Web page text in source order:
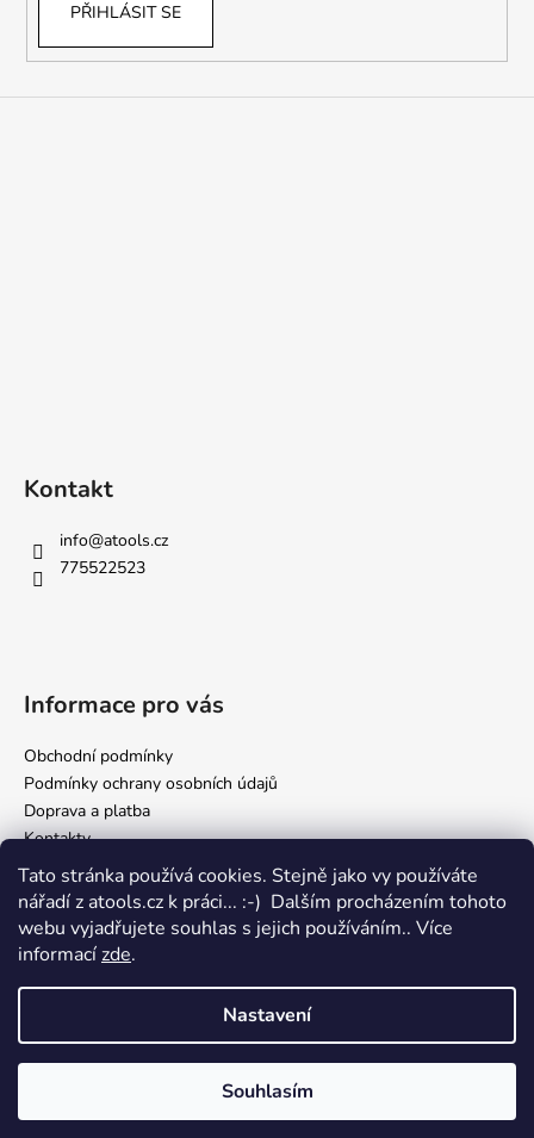
Tato stránka používá cookies. Stejně jako vy používáte
nářadí z atools.cz k práci... :-) Dalším procházením tohoto
webu vyjadřujete souhlas s jejich používáním.. Více
informacízde.
Nastavení
Souhlasím
PŘIHLÁSIT SE
Kontakt
info@atools.cz
775522523
Informace pro vás
Obchodní podmínky
Podmínky ochrany osobních údajů
Doprava a platba
Kontakty
Facebook
Copyright 2026atools.cz, internetový obchod s autodílenským
. Všechna práva vyhrazena.